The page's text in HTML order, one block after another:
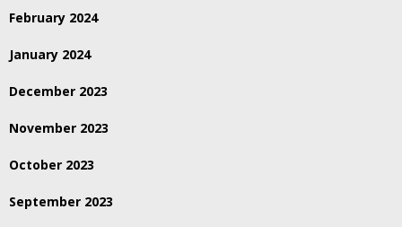
February 2024
January 2024
December 2023
November 2023
October 2023
September 2023